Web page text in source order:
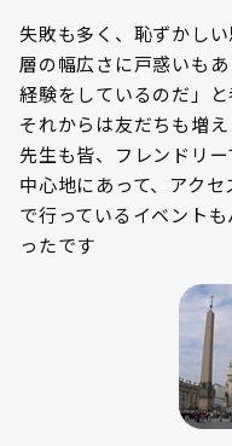
失敗も多く、恥ずかし
層の幅広さに戸惑いも
経験をしているのだ」と
それからは友だちも増え
先生も皆、フレンドリ
中心地にあって、アク
で行っているイベント
ったです